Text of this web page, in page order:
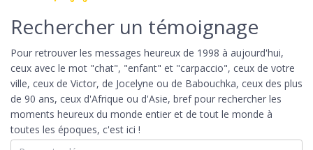
Rechercher un témoignage
Pour retrouver les messages heureux de 1998 à aujourd'hui,
ceux avec le mot "chat", "enfant" et "carpaccio", ceux de votre
ville, ceux de Victor, de Jocelyne ou de Babouchka, ceux des plus
de 90 ans, ceux d'Afrique ou d'Asie, bref pour rechercher les
moments heureux du monde entier et de tout le monde à
toutes les époques, c'est ici !